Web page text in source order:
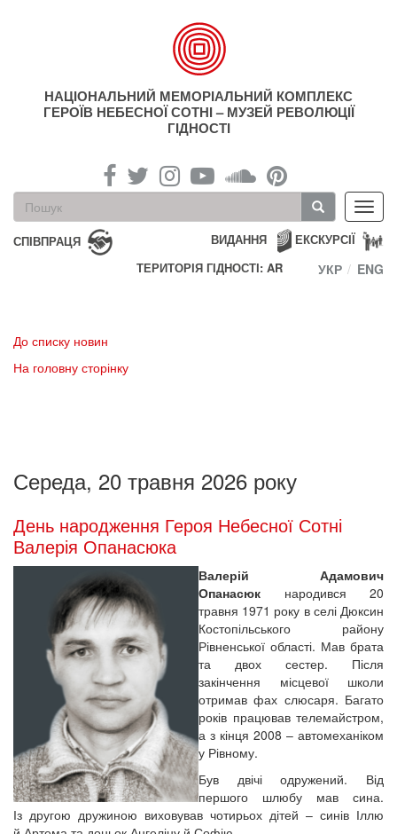
НАЦІОНАЛЬНИЙ МЕМОРІАЛЬНИЙ КОМПЛЕКС
ГЕРОЇВ НЕБЕСНОЇ СОТНІ – МУЗЕЙ РЕВОЛЮЦІЇ
ГІДНОСТІ
Пошукова
форма
Пошук
СПІВПРАЦЯ ЕКСКУРСІЇ
ВИДАННЯ
ТЕРИТОРІЯ ГІДНОСТІ: AR
УКР ENG
До списку новин
На головну сторінку
Середа, 20 травня 2026 року
День народження Героя Небесної Сотні
Валерія Опанасюка
Валерій Адамович
Опанасюк народився 20
травня 1971 року в селі Дюксин
Костопільського району
Рівненської області. Мав брата
та двох сестер. Після
закінчення місцевої школи
отримав фах слюсаря. Багато
років працював телемайстром,
а з кінця 2008 – автомеханіком
у Рівному.
Був двічі одружений. Від
першого шлюбу мав сина.
Із другою дружиною виховував чотирьох дітей – синів Іллю